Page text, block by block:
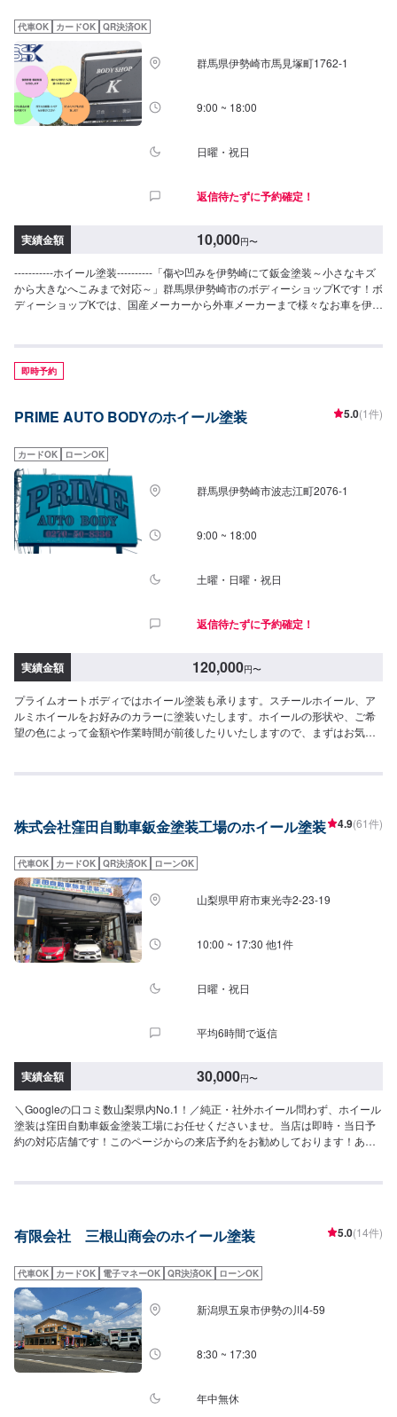
代車OK カードOK QR決済OK
群馬県伊勢崎市馬見塚町1762‐1
9:00 ~ 18:00
日曜・祝日
返信待たずに予約確定！
実績金額 10,000円〜
-----------ホイール塗装----------「傷や凹みを伊勢崎にて鈑金塗装～小さなキズ
から大きなへこみまで対応～」群馬県伊勢崎市のボディーショップKです！ボ
ディーショップKでは、国産メーカーから外車メーカーまで様々なお車を伊勢
などお客様の大切な愛車をプロの技でお直しいたします。お困りのことがご
ざいましたらなんでもご相談ください！鈑金塗装のプロフェッショナルがお
車の状態をしっかりと判断し、適切な修理の方法をご提案いたします。フロ
以上の大ベテランの作業員です。お客様の愛車をご安心してお任せくださ
【2】お見積り【3】お見積りにご納得いただければ作業開始【4】仕上がり
次第納車-----------パーツ持ち込みについて-----------パーツの持ち込み可能で
す。オファーにて詳細をお願い致します。【定休日・営業時間】定休日：日
曜日、祝日営業時間：8:30~17:30
即時予約
PRIME AUTO BODYのホイール塗装 5.0(1件)
カードOK ローンOK
群馬県伊勢崎市波志江町2076-1
9:00 ~ 18:00
土曜・日曜・祝日
返信待たずに予約確定！
実績金額 120,000円〜
プライムオートボディではホイール塗装も承ります。スチールホイール、ア
ルミホイールをお好みのカラーに塗装いたします。ホイールの形状や、ご希
望の色によって金額や作業時間が前後したりいたしますので、まずはお気軽
株式会社窪田自動車鈑金塗装工場のホイール塗装 4.9(61件)
代車OK カードOK QR決済OK ローンOK
山梨県甲府市東光寺2-23-19
10:00 ~ 17:30 他1件
日曜・祝日
平均6時間で返信
実績金額 30,000円〜
＼Googleの口コミ数山梨県内No.1！／純正・社外ホイール問わず、ホイール
塗装は窪田自動車鈑金塗装工場にお任せくださいませ。当店は即時・当日予
約の対応店舗です！このページからの来店予約をお勧めしております！あら
にも対応可能です。◆ホイールの塗装費用：20,000円～修理時間：2時間～
【4】仕上がり次第納車《納期について》要相談※状態などにより納期が異な
《代車について》修理・メンテナンス期間中は代車を無料で手配しておりま
す。※ガソリン代はお客様にご負担いただきます。【定休日・営業時間】定休
日：日曜日、祝日営業時間：9:00~18:00
有限会社 三根山商会のホイール塗装 5.0(14件)
代車OK カードOK 電子マネーOK QR決済OK ローンOK
新潟県五泉市伊勢の川4-59
8:30 ~ 17:30
年中無休